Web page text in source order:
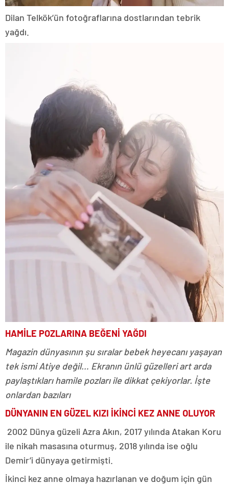
Dilan Telkök’ün fotoğraflarına dostlarından tebrik
yağdı.
HAMİLE POZLARINA BEĞENİ YAĞDI
Magazin dünyasının şu sıralar bebek heyecanı yaşayan
tek ismi Atiye değil… Ekranın ünlü güzelleri art arda
paylaştıkları hamile pozları ile dikkat çekiyorlar. İşte
onlardan bazıları
DÜNYANIN EN GÜZEL KIZI İKİNCİ KEZ ANNE OLUYOR
2002 Dünya güzeli Azra Akın, 2017 yılında Atakan Koru
ile nikah masasına oturmuş, 2018 yılında ise oğlu
Demir’i dünyaya getirmişti.
İkinci kez anne olmaya hazırlanan ve doğum için gün